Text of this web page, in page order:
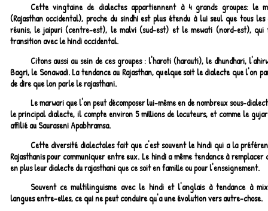
Cette vingtaine de dialectes appartiennent à 4 grands groupes: le
(Rajasthan occidental), proche du sindhi est plus étendu à lui seul que tous les
réunis, le jaipuri (centre-est), le malvi (sud-est) et le mewati (nord-est),
transition avec le hindi occidental.
Citons aussi au sein de ces groupes : l'haroti (harauti), le dhundhari,
Bagri, le Sonawadi. La tendance au Rajasthan, quelque soit le dialecte que l'on
de dire que lon parle le rajasthani.
Le marwari que l'on peut décomposer lui-même en de nombreux sous-
le principal dialecte, il compte environ 5 millions de locuteurs, et comme le
affilié au Sauraseni Apabhramsa.
Cette diversité dialectales fait que c'est souvent le hindi qui a la
Rajasthanis pour communiquer entre eux. Le hindi a même tendance à remplacer
en plus leur dialecte du rajasthani que ce soit en famille ou pour l'enseignement.
Souvent ce multilinguisme avec le hindi et l'anglais à tendance à
langues entre-elles, ce qui ne peut conduire qu'a une évolution vers autre-chose.